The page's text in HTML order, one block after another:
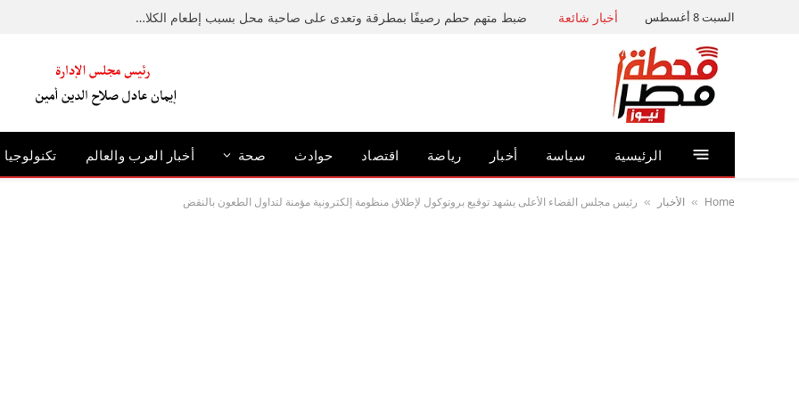
السبت 8 أغسطس أخبار شائعة ضبط متهم حطم رصيفًا بمطرقة وتعدى على صاحبة محل بسبب إطعام الكلاب الضالة بالإسكندرية
الرئيسية سياسة أخبار رياضة اقتصاد حوادث صحة أخبار العرب والعالم تكنولوجيا
Home
» الأخبار » رئيس مجلس القضاء الأعلى يشهد توقيع بروتوكول لإطلاق منظومة إلكترونية مؤمنة لتداول الطعون بالنقض